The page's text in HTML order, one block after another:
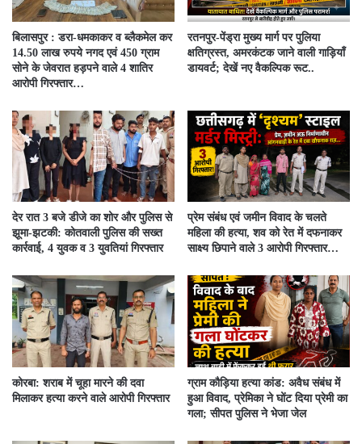
बिलासपुर : डरा-धमकाकर व ब्लैकमेल कर
14.50 लाख रुपये नगद एवं 450 ग्राम
सोने के जेवरात हड़पने वाले 4 शातिर
आरोपी गिरफ्तार…
रतनपुर-पेंड्रा मुख्य मार्ग पर पुलिया
क्षतिग्रस्त, अमरकंटक जाने वाली गाड़ियाँ
डायवर्ट; देखें नए वैकल्पिक रूट..
देर रात 3 बजे डीजे का शोर और पुलिस से
झूमा-झटकी: कोतवाली पुलिस की सख्त
कार्रवाई, 4 युवक व 3 युवतियां गिरफ्तार
प्रेम संबंध एवं जमीन विवाद के चलते
महिला की हत्या, शव को रेत में दफनाकर
साक्ष्य छिपाने वाले 3 आरोपी गिरफ्तार…
कोरबा: शराब में चूहा मारने की दवा
मिलाकर हत्या करने वाले आरोपी गिरफ्तार
ग्राम कौड़िया हत्या कांड: अवैध संबंध में
हुआ विवाद, प्रेमिका ने घोंट दिया प्रेमी का
गला; सीपत पुलिस ने भेजा जेल